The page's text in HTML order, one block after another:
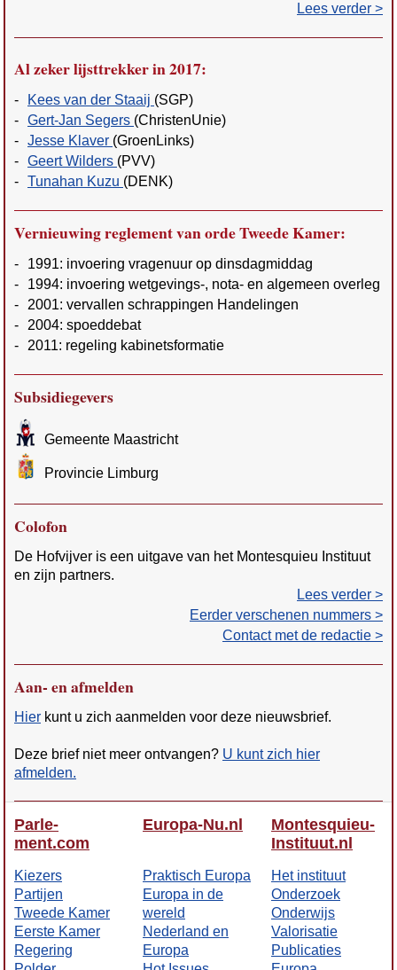
Lees verder >
Al zeker lijsttrekker in 2017:
- Kees van der Staaij (SGP)
- Gert-Jan Segers (ChristenUnie)
- Jesse Klaver (GroenLinks)
- Geert Wilders (PVV)
- Tunahan Kuzu (DENK)
Vernieuwing reglement van orde Tweede Kamer:
-
1991: invoering vragenuur op dinsdagmiddag
-
1994: invoering wetgevings-, nota- en algemeen overleg
-
2001: vervallen schrappingen Handelingen
-
2004: spoeddebat
-
2011: regeling kabinetsformatie
Subsidiegevers
Gemeente Maastricht
Provincie Limburg
Colofon
De Hofvijver is een uitgave van het Montesquieu Instituut
en zijn partners.
Lees verder >
Eerder verschenen nummers >
Contact met de redactie >
Aan- en afmelden
Hier kunt u zich aanmelden voor deze nieuwsbrief.
Deze brief niet meer ontvangen? U kunt zich hier
afmelden.
Parle­
ment.com
Europa-Nu.nl
Montes­quieu-
Insti­tuut.nl
Kiezers
Partijen
Tweede Kamer
Eerste Kamer
Regering
Prak­tisch Europa
Europa in de
wereld
Neder­land en
Europa
Het insti­tuut
Onderzoek
Onderwijs
Valo­risatie
Publi­caties